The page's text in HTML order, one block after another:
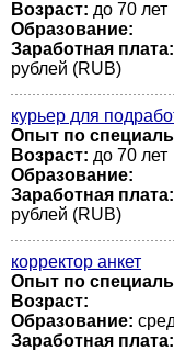
Возраст: до 70 лет
Образование:
Заработная плата:
рублей (RUB)
курьер для
Опыт по
Возраст: до 70 лет
Образование:
Заработная плата:
рублей (RUB)
корректор анкет
Опыт по
Возраст:
Образование:
Заработная плата: